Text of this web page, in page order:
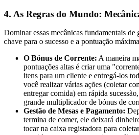
4. As Regras do Mundo:
Dominar essas mecânicas fundamentais de
chave para o sucesso e a pontuação
O Bónus de Corrente: A maneira
pontuações altas é criar uma
itens para um cliente e entregá-los
você realizar várias ações (coletar
entregar comida) em rápida
grande multiplicador de bónus de
Gestão de Mesas e Pagamento:
termina de comer, ele deixará
tocar na caixa registadora para